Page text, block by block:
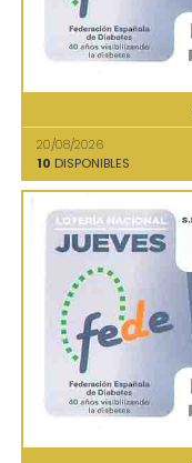
20/08/2026
10 DISPONIBLES